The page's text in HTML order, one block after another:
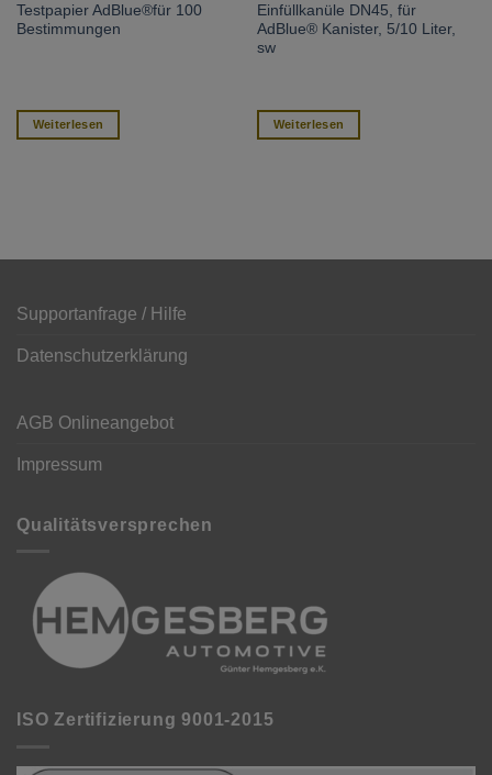
Testpapier AdBlue®für 100
Bestimmungen
Weiterlesen
Einfüllkanüle DN45, für
AdBlue® Kanister, 5/10 Liter,
sw
Weiterlesen
Supportanfrage / Hilfe
Datenschutzerklärung
AGB Onlineangebot
Impressum
Qualitätsversprechen
ISO Zertifizierung 9001-2015